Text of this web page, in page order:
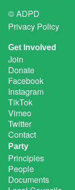
© ADPD
Privacy Policy
Get Involved
Join
Donate
Facebook
Instagram
TikTok
Vimeo
Twitter
Contact
Party
Principles
People
Documents